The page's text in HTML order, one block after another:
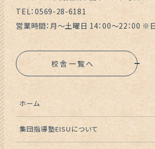
TEL：0569-28-6181
営業時間：月～土曜日 14：00～22：00 ※
校舎一覧へ
ホーム
集団指導塾EISUについて